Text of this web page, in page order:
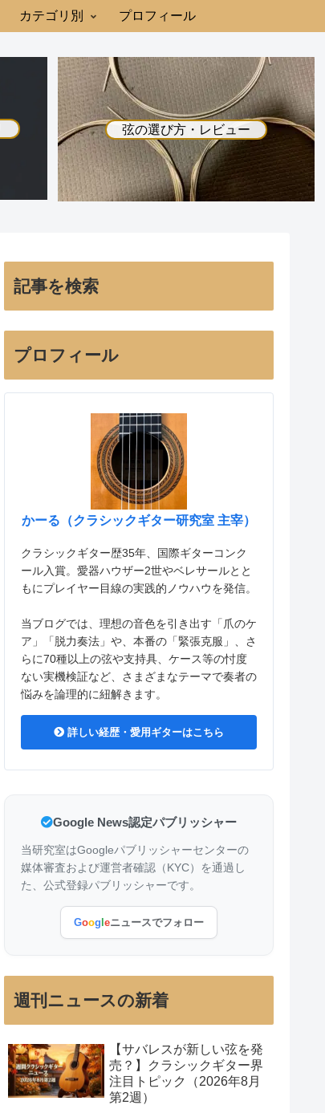
カテゴリ別 プロフィール
弦の選び方・レビュー
記事を検索
プロフィール
かーる（クラシックギター研究室 主宰）
クラシックギター歴35年、国際ギターコンク
ール入賞。愛器ハウザー2世やベレサールとと
もにプレイヤー目線の実践的ノウハウを発信。
当ブログでは、理想の音色を引き出す「爪のケ
ア」「脱力奏法」や、本番の「緊張克服」、さ
らに70種以上の弦や支持具、ケース等の忖度
ない実機検証など、さまざまなテーマで奏者の
悩みを論理的に紐解きます。
詳しい経歴・愛用ギターはこちら
Google News認定パブリッシャー
当研究室はGoogleパブリッシャーセンターの
媒体審査および運営者確認（KYC）を通過し
た、公式登録パブリッシャーです。
Goog eニュースでフォロー
週刊ニュースの新着
【サバレスが新しい弦を発
売？】クラシックギター界
注目トピック（2026年8月
第2週）